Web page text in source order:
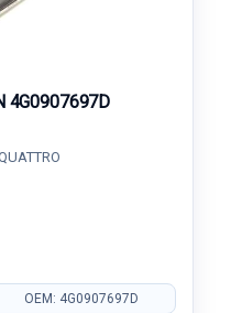
4G0907697D
OEM: 4G0907697D